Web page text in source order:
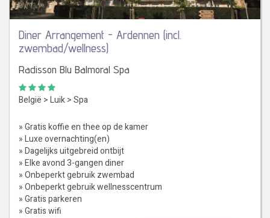
Diner Arrangement - Ardennen (incl.
zwembad/wellness)
Radisson Blu Balmoral Spa
België >Luik>Spa
» Gratis koffie en thee op de kamer
» Luxe overnachting(en)
» Dagelijks uitgebreid ontbijt
» Elke avond 3-gangen diner
» Onbeperkt gebruik zwembad
» Onbeperkt gebruik wellnesscentrum
» Gratis parkeren
» Gratis wifi